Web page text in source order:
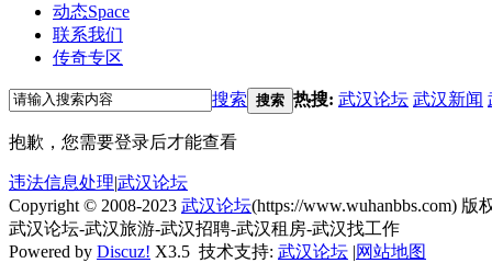
动态Space
联系我们
传奇专区
搜索 搜索 热搜: 武汉论坛 武汉新闻
抱歉，您需要登录后才能查看
违法信息处理|武汉论坛
Copyright © 2008-2023 武汉论坛(https://www.wuhanbbs.com) 版
武汉论坛-武汉旅游-武汉招聘-武汉租房-武汉找工作
Powered by Discuz! X3.5 技术支持: 武汉论坛 |网站地图